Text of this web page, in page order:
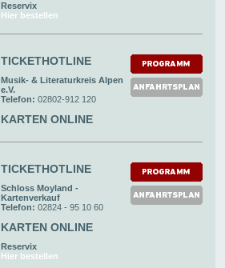
Reservix
Hier bestellen
TICKETHOTLINE
Musik- & Literaturkreis Alpen
e.V.
Telefon: 02802-912 120
KARTEN ONLINE
TICKETHOTLINE
Schloss Moyland -
Kartenverkauf
Telefon: 02824 - 95 10 60
KARTEN ONLINE
Reservix
Hier bestellen